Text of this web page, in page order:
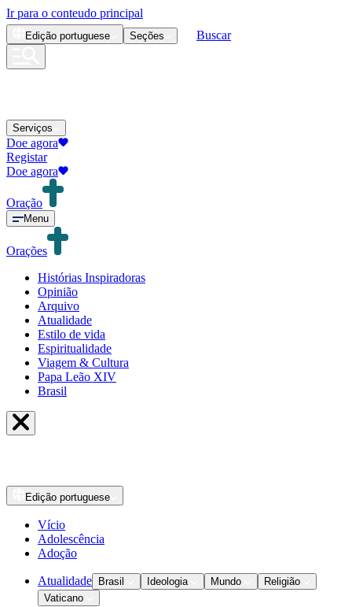
Ir para o conteudo principal
Edição portuguese Seções Buscar
Serviços
Doe agora
Registar
Doe agora
Oração
Menu
Orações
Histórias Inspiradoras
Opinião
Arquivo
Atualidade
Estilo de vida
Espiritualidade
Viagem & Cultura
Papa Leão XIV
Brasil
Edição portuguese
Vício
Adolescência
Adoção
Atualidade Brasil Ideologia Mundo
Religião
Vaticano